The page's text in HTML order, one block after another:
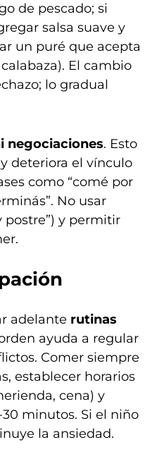
de pescado; si
salsa suave y
un puré que acepta
El cambio
lo gradual
negociaciones. Esto
deteriora el vínculo
como “comé por
No usar
postre”) y permitir
adelante rutinas
ayuda a regular
Comer siempre
establecer horarios
cena) y
minutos. Si el niño
la ansiedad.